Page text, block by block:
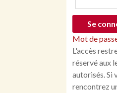
Mot de
L'accès
réservé aux
autorisés. Si
rencontrez